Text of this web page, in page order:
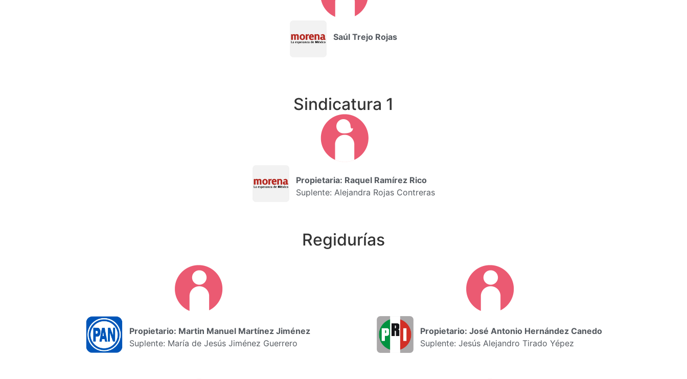
Saúl Trejo Rojas
Sindicatura 1
Propietaria: Raquel Ramírez Rico
Suplente: Alejandra Rojas Contreras
Regidurías
Propietario: Martin Manuel Martínez Jiménez
Suplente: María de Jesús Jiménez Guerrero
Propietario: José Antonio Hernández Canedo
Suplente: Jesús Alejandro Tirado Yépez